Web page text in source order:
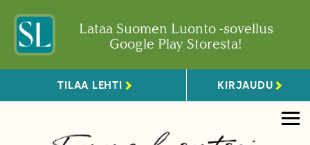
Lataa Suomen Luonto -sovellus
Google Play Storesta!
TILAA LEHTI KIRJAUDU